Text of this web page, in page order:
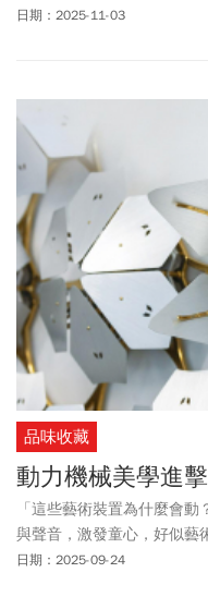
獲得此獎殊榮者，也是東海
傲。」
日期：2025-11-03
品味收藏
動力機械美學進擊
「這些藝術裝置為什麼會
與聲音，激發童心，好似藝
力機械藝術家的世界，發現
日期：2025-09-24